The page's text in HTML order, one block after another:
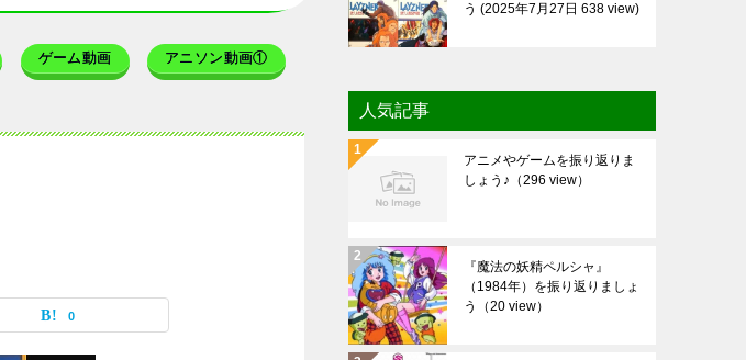
ゲーム動画 アニソン動画①
0
う
2025年7月27日 638 view
人気記事
アニメやゲームを振り返りま
しょう♪ （296 view）
『魔法の妖精ペルシャ』
（1984年）を振り返りましょ
う
（20 view）